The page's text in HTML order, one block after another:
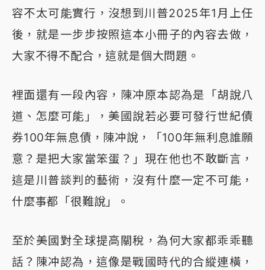
容不太可能實行，沒想到川普2025年1月上任
後，就是一步步按照這本小冊子的內容去做，
大家不得不配合，這就是個大問題。
裡面還有一段內容，陳冲原本認為是「胡說八
道、怎麼可能」，美國說若必要可發行世紀債
券100年無息債，陳冲說，「100年無利息誰願
意？是把大家當笨蛋？」現在他也不敢斷言，
這是川普談判的藝術，沒有什麼一定不可能，
什麼事都「很難說」。
至於美國對全球提高關稅，為何大家都乖乖聽
話？陳冲認為，這像是戰國時代的合縱連橫，